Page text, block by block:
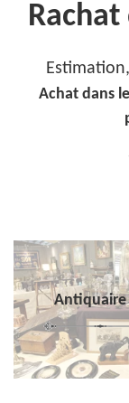
Achat dans
Antiquaire